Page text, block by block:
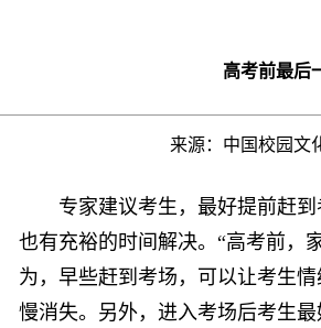
高考前最后
来源： 中国校园文
专家建议考生，最好提前赶到
也有充裕的时间解决。“高考前，
为，早些赶到考场，可以让考生
慢消失。另外，进入考场后考生